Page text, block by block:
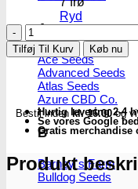
A
Ace Seeds
Advanced Seeds
Atlas Seeds
Azure CBD Co.
B
Barney´s Farm
Bulldog Seeds
Ryd
White
Widow
-
autoblomstrende
skunkfrø
Dutch
Passion
Tilføj Til Kurv Køb nu
Bestil indenkl. 16.00og vi
Hurtig levering 2-4
Se vores Google
Gratis merchandise
Produkt